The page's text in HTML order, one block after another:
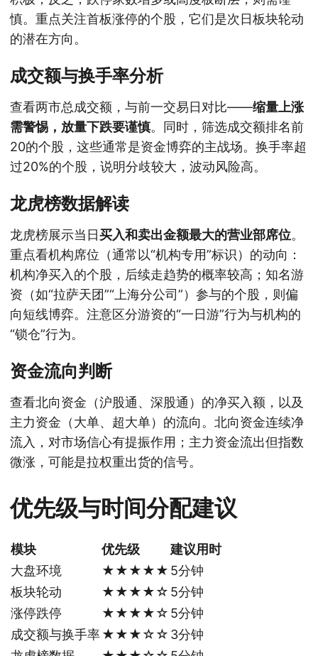
慎。重点关注首板涨停的个股，它们是次日板块轮动
的潜在方向。
成交额与换手率分析
查看两市总成交额，与前一交易日对比——缩量上涨
需警惕，放量下跌要谨慎。同时，筛选成交额排名前
20的个股，这些通常是资金博弈的主战场。换手率超
过20%的个股，说明分歧较大，波动风险高。
龙虎榜数据解读
龙虎榜展示当日买入和卖出金额最大的营业部席位。
重点看机构席位（通常以“机构专用”标识）的动向：
机构净买入的个股，后续走趋势的概率较高；知名游
资（如“拉萨天团”“上海分公司”）参与的个股，则偏
向短线博弈。注意区分游资的“一日游”行为与机构的
“锁仓”行为。
资金流向判断
查看北向资金（沪股通、深股通）的净买入额，以及
主力资金（大单、超大单）的流向。北向资金连续净
流入，对市场信心有提振作用；主力资金流出但指数
微涨，可能是拉权重出货的信号。
优先级与时间分配建议
模块 优先级
建议用时
大盘环境
★★★★★ 5分钟
板块轮动
★★★★☆ 5分钟
涨停跌停
★★★★☆ 5分钟
成交额与换手率★★★☆☆ 3分钟